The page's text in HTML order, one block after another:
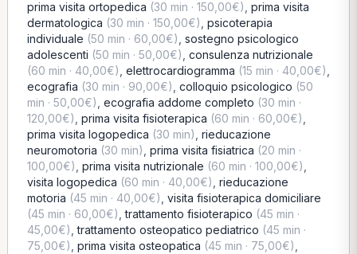
prima visita ortopedica (30 min · 150,00€) prima visita
dermatologica (30 min · 150,00€) psicoterapia
individuale (50 min · 60,00€) sostegno psicologico
adolescenti (50 min · 50,00€) consulenza nutrizionale
(60 min · 40,00€) elettrocardiogramma (15 min · 40,00€)
ecografia (30 min · 90,00€) colloquio psicologico (50
min · 50,00€) ecografia addome completo (30 min ·
120,00€) prima visita fisioterapica (60 min · 60,00€)
prima visita logopedica (30 min) rieducazione
neuromotoria (30 min) prima visita fisiatrica (20 min ·
100,00€) prima visita nutrizionale (60 min · 100,00€)
visita logopedica (60 min · 40,00€) rieducazione
motoria (45 min · 40,00€) visita fisioterapica domiciliare
(45 min · 60,00€) ,trattamento fisioterapico (45 min ·
45,00€) ,trattamento osteopatico pediatrico (45 min ·
75,00€) prima visita osteopatica (45 min · 75,00€)